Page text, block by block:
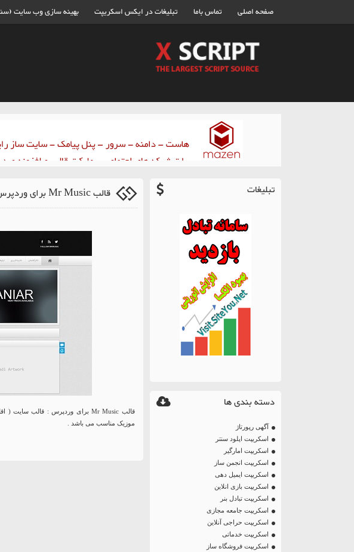
صفحه اصلی تماس باما تبلیغات در ایکس اسکریپت بهینه سازی وب سایت
تبلیغات
دسته بندی ها
آگهی رپورتاژ
اسکریپت اپلود سنتر
اسکریپت امارگیر
اسکریپت انجمن ساز
اسکریپت ایمیل دهی
اسکریپت بازی انلاین
اسکریپت تبادل بنر
اسکریپت جامعه مجازی
اسکریپت حراجی آنلاین
اسکریپت خدماتی
اسکریپت فروشگاه ساز
قالب Mr Music برای وردپرس
موزیک مناسب می باشد .